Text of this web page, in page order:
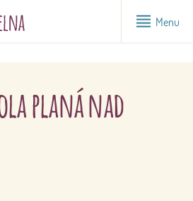
Menu
planá nad